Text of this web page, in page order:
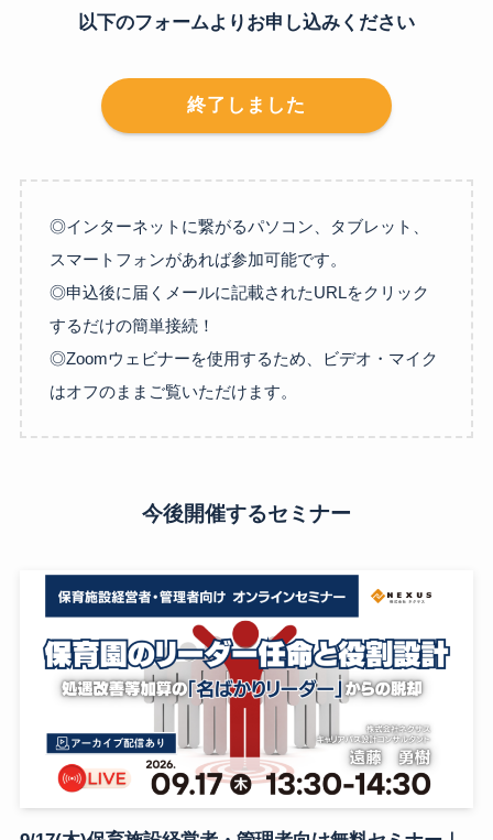
以下のフォームよりお申し込みください
終了しました
◎インターネットに繋がるパソコン、タブレット、
スマートフォンがあれば参加可能です。
◎申込後に届くメールに記載されたURLをクリック
するだけの簡単接続！
◎Zoomウェビナーを使用するため、ビデオ・マイク
はオフのままご覧いただけます。
今後開催するセミナー